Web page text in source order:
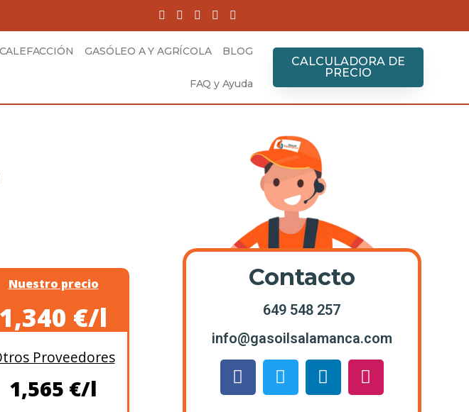
GASÓLEO A Y AGRÍCOLA BLOG
FAQ y Ayuda
CALCULADORA DE
PRECIO
Nuestro precio
1,340 €/l
Proveedores
1,565 €/l
Contacto
649 548 257
info@gasoilsalamanca.com